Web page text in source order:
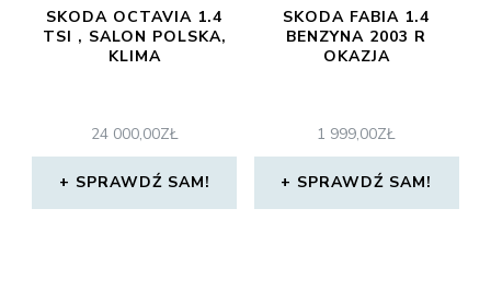
SKODA OCTAVIA 1.4
TSI , SALON POLSKA,
KLIMA
24 000,00ZŁ
SPRAWDŹ SAM!
SKODA FABIA 1.4
BENZYNA 2003 R
OKAZJA
1 999,00ZŁ
SPRAWDŹ SAM!